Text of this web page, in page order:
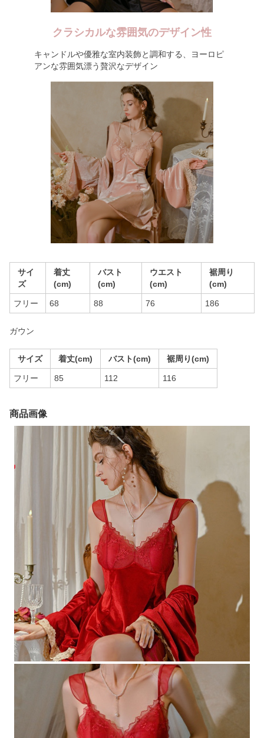
クラシカルな雰囲気のデザイン性
キャンドルや優雅な室内装飾と調和する、ヨーロピ
アンな雰囲気漂う贅沢なデザイン
サイ
ズ
着丈
(cm)
バスト
(cm)
ウエスト
(cm)
裾周り
(cm)
フリー 68 88 76 186
ガウン
サイズ 着丈(cm) バスト(cm) 裾周り(cm)
フリー 85 112 116
商品画像